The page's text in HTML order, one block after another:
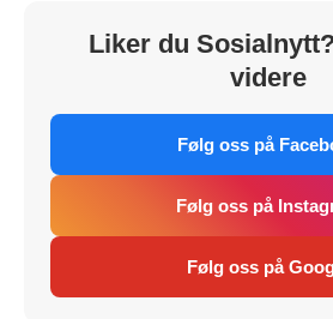
Liker du
videre
Følg oss på
Følg oss på
Følg oss på